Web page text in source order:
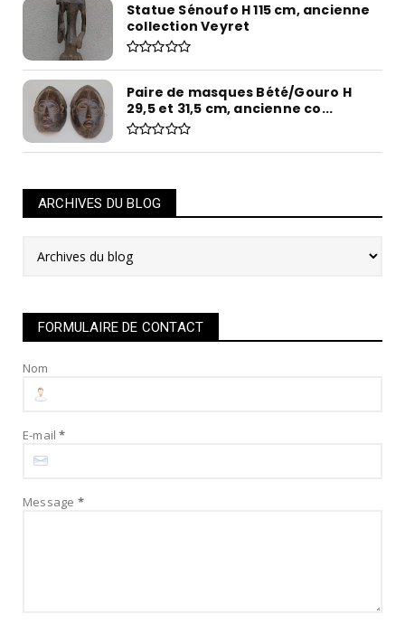
Statue Sénoufo H 115 cm, ancienne
collection Veyret
Paire de masques Bété/Gouro H
29,5 et 31,5 cm, ancienne co...
ARCHIVES DU BLOG
FORMULAIRE DE CONTACT
Nom
E-mail*
Message *